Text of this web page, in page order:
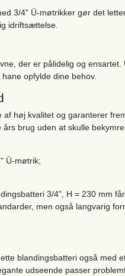
3/4" Ü-møtrikker gør det
idriftsættelse.
der er pålidelig og
opfylde dine behov.
høj kvalitet og garanterer
brug uden at skulle
Ü-møtrik;
3/4", H = 230 mm
men også langvarig
blandingsbatteri også med
udseende passer